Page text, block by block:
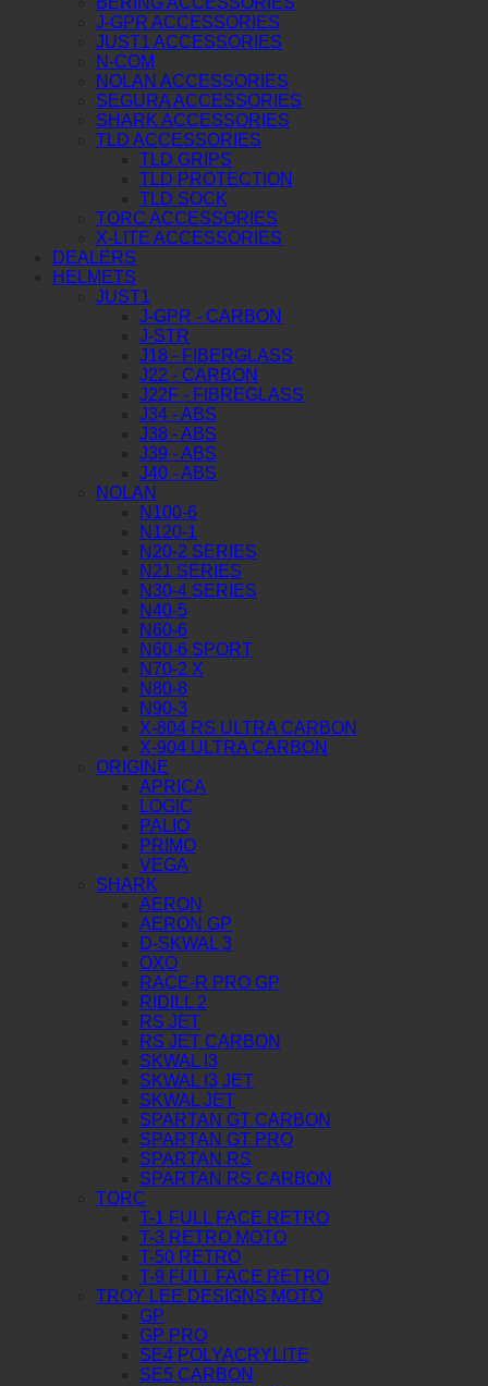
J-GPR ACCESSORIES
JUST1 ACCESSORIES
N-COM
NOLAN ACCESSORIES
SEGURA ACCESSORIES
SHARK ACCESSORIES
TLD ACCESSORIES
TLD GRIPS
TLD PROTECTION
TLD SOCK
TORC ACCESSORIES
X-LITE ACCESSORIES
DEALERS
HELMETS
JUST1
J-GPR - CARBON
J-STR
J18 - FIBERGLASS
J22 - CARBON
J22F - FIBREGLASS
J34 - ABS
J38 - ABS
J39 - ABS
J40 - ABS
NOLAN
N100-6
N120-1
N20-2 SERIES
N21 SERIES
N30-4 SERIES
N40-5
N60-6
N60-6 SPORT
N70-2 X
N80-8
N90-3
X-804 RS ULTRA CARBON
X-904 ULTRA CARBON
ORIGINE
APRICA
LOGIC
PALIO
PRIMO
VEGA
SHARK
AERON
AERON GP
D-SKWAL 3
OXO
RACE-R PRO GP
RIDILL 2
RS JET
RS JET CARBON
SKWAL I3
SKWAL I3 JET
SKWAL JET
SPARTAN GT CARBON
SPARTAN GT PRO
SPARTAN RS
SPARTAN RS CARBON
TORC
T-1 FULL FACE RETRO
T-3 RETRO MOTO
T-50 RETRO
T-9 FULL FACE RETRO
TROY LEE DESIGNS MOTO
GP
GP PRO
SE4 POLYACRYLITE
SE5 CARBON